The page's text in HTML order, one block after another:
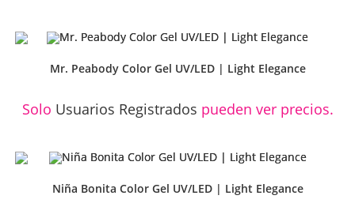
Mr. Peabody Color Gel UV/LED | Light Elegance
Solo Usuarios Registrados pueden ver precios.
Niña Bonita Color Gel UV/LED | Light Elegance